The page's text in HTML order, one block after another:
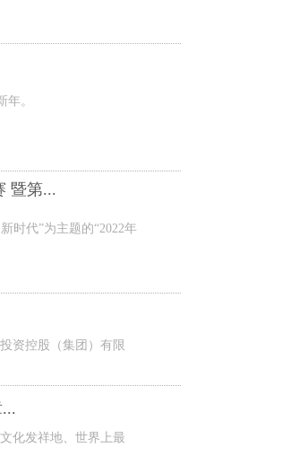
。
暨第...
时代”为主题的“2022年
资控股（集团）有限
化发祥地、世界上最